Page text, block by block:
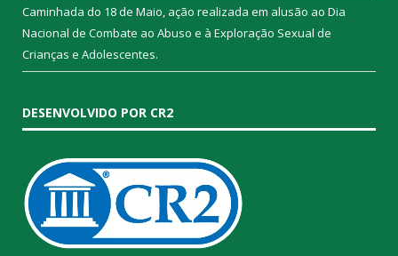
Caminhada do 18 de Maio, ação realizada em alusão ao Dia
Nacional de Combate ao Abuso e à Exploração Sexual de
Crianças e Adolescentes.
DESENVOLVIDO POR CR2